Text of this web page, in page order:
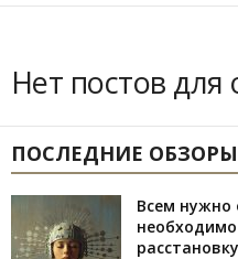
Нет постов
ПОСЛЕДНИЕ ОБЗОРЫ
Всем нужно